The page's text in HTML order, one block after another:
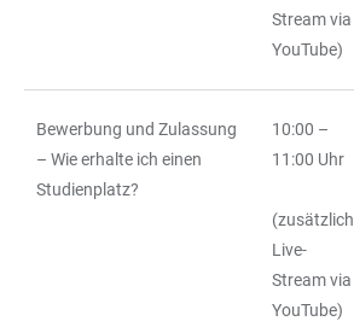
Stream via
YouTube)
Bewerbung und Zulassung
– Wie erhalte ich einen
Studienplatz?
10:00 –
11:00 Uhr
(zusätzlich
Live-
Stream via
YouTube)